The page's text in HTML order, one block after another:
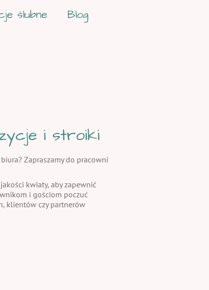
ślubne Blog
i stroiki
Zapraszamy do pracowni
kwiaty, aby zapewnić
i gościom poczuć
klientów czy partnerów